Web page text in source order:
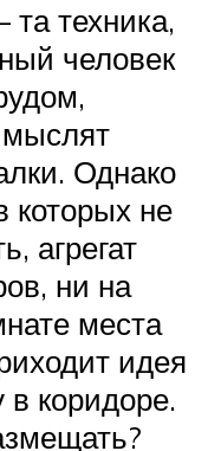
техника,
человек
Однако
которых не
агрегат
ни на
места
идея
коридоре.